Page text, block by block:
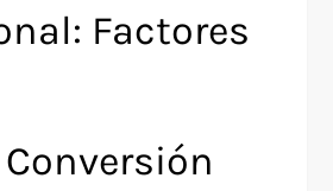
Factores
Conversión